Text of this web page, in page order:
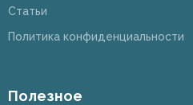
Статьи
Политика конфиденциальности
Полезное